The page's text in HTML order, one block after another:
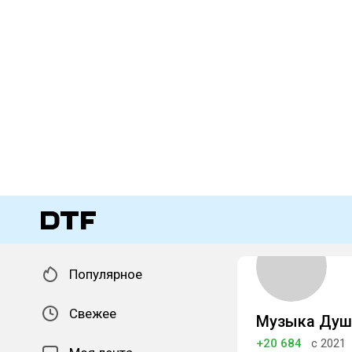
Популярное
Свежее Музыка
+20 684 с 2021